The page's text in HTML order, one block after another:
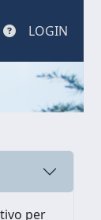
LOGIN
per